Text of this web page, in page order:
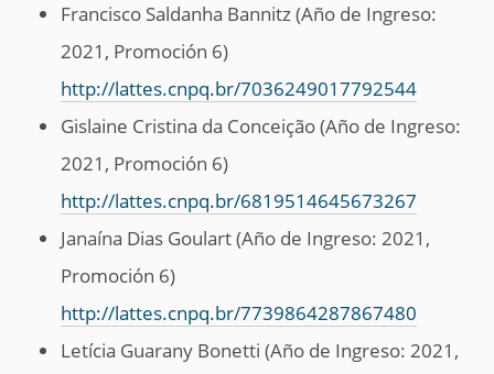
Francisco Saldanha Bannitz (Año de Ingreso:
2021, Promoción 6)
http://lattes.cnpq.br/7036249017792544
Gislaine Cristina da Conceição (Año de Ingreso:
2021, Promoción 6)
http://lattes.cnpq.br/6819514645673267
Janaína Dias Goulart (Año de Ingreso: 2021,
Promoción 6)
http://lattes.cnpq.br/7739864287867480
Letícia Guarany Bonetti (Año de Ingreso: 2021,